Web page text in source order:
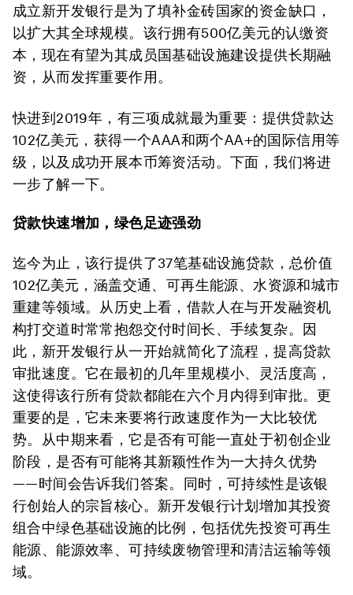
成立新开发银行是为了填补金砖国家的资金缺口，
以扩大其全球规模。该行拥有500亿美元的认缴资
本，现在有望为其成员国基础设施建设提供长期融
资，从而发挥重要作用。
快进到2019年，有三项成就最为重要：提供贷款达
102亿美元，获得一个AAA和两个AA+的国际信用等
级，以及成功开展本币筹资活动。下面，我们将进
一步了解一下。
贷款快速增加，绿色足迹强劲
迄今为止，该行提供了37笔基础设施贷款，总价值
102亿美元，涵盖交通、可再生能源、水资源和城市
重建等领域。从历史上看，借款人在与开发融资机
构打交道时常常抱怨交付时间长、手续复杂。因
此，新开发银行从一开始就简化了流程，提高贷款
审批速度。它在最初的几年里规模小、灵活度高，
这使得该行所有贷款都能在六个月内得到审批。更
重要的是，它未来要将行政速度作为一大比较优
势。从中期来看，它是否有可能一直处于初创企业
阶段，是否有可能将其新颖性作为一大持久优势
——时间会告诉我们答案。同时，可持续性是该银
行创始人的宗旨核心。新开发银行计划增加其投资
组合中绿色基础设施的比例，包括优先投资可再生
能源、能源效率、可持续废物管理和清洁运输等领
域。